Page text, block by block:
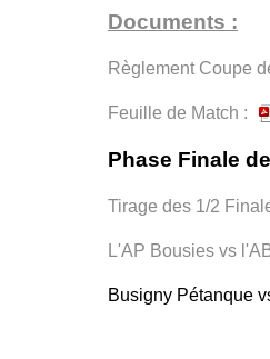
Documents :
Règlement Coupe
Feuille de Match :
Phase Finale
Tirage des 1/2
L'AP Bousies vs
Busigny Pétanque